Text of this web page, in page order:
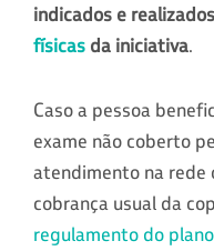
indicados e
físicas da iniciativa.
Caso a pessoa
exame não coberto
atendimento na rede
cobrança usual da
regulamento do plano